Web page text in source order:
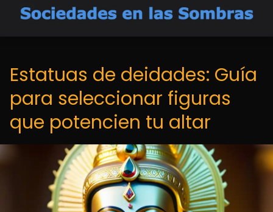
Estatuas de deidades: Guía
para seleccionar figuras
que potencien tu altar